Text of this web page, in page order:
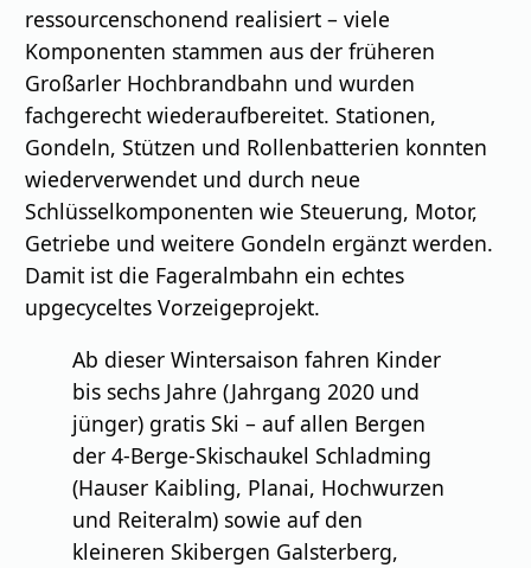
ressourcenschonend realisiert – viele
Komponenten stammen aus der früheren
Großarler Hochbrandbahn und wurden
fachgerecht wiederaufbereitet. Stationen,
Gondeln, Stützen und Rollenbatterien konnten
wiederverwendet und durch neue
Schlüsselkomponenten wie Steuerung, Motor,
Getriebe und weitere Gondeln ergänzt werden.
Damit ist die Fageralmbahn ein echtes
upgecyceltes Vorzeigeprojekt.
Ab dieser Wintersaison fahren Kinder
bis sechs Jahre (Jahrgang 2020 und
jünger) gratis Ski – auf allen Bergen
der 4-Berge-Skischaukel Schladming
(Hauser Kaibling, Planai, Hochwurzen
und Reiteralm) sowie auf den
kleineren Skibergen Galsterberg,